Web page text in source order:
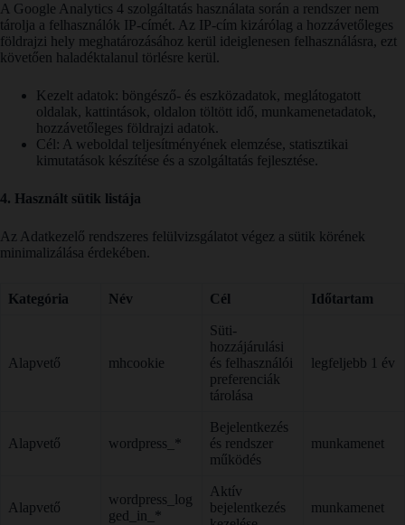
A Google Analytics 4 szolgáltatás használata során a rendszer nem
tárolja a felhasználók IP-címét. Az IP-cím kizárólag a hozzávetőleges
földrajzi hely meghatározásához kerül ideiglenesen felhasználásra, ezt
követően haladéktalanul törlésre kerül.
Kezelt adatok: böngésző- és eszközadatok, meglátogatott
oldalak, kattintások, oldalon töltött idő, munkamenetadatok,
hozzávetőleges földrajzi adatok.
Cél: A weboldal teljesítményének elemzése, statisztikai
kimutatások készítése és a szolgáltatás fejlesztése.
4. Használt sütik listája
Az Adatkezelő rendszeres felülvizsgálatot végez a sütik körének
minimalizálása érdekében.
Kategória Név Cél Időtartam
Alapvető mhcookie
Süti-
hozzájárulási
és felhasználói
preferenciák
tárolása
legfeljebb 1 év
Alapvető wordpress_*
Bejelentkezés
és rendszer
működés
munkamenet
Alapvető
wordpress_log
ged_in_*
Aktív
bejelentkezés
munkamenet